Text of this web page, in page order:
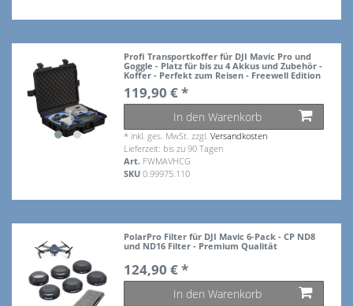
Profi Transportkoffer für DJI Mavic Pro und
Goggle - Platz für bis zu 4 Akkus und Zubehör -
Koffer - Perfekt zum Reisen - Freewell Edition
119,90 € *
In den Warenkorb
* inkl. ges. MwSt. zzgl.Versandkosten
Lieferzeit: bis zu 90 Tagen
Art. FWMAVHCG
SKU0.99975.110
PolarPro Filter für DJI Mavic 6-Pack - CP ND8
und ND16 Filter - Premium Qualität
124,90 € *
In den Warenkorb